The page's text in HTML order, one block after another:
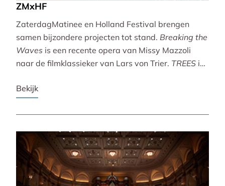
ZMxHF
ZaterdagMatinee en Holland Festival brengen
samen bijzondere projecten tot stand. Breaking the
Waves is een recente opera van Missy Mazzoli
naar de filmklassieker van Lars von Trier. TREES is
met live muziek van Caroline Shaw (Pulitzer Prize &
Bekijk